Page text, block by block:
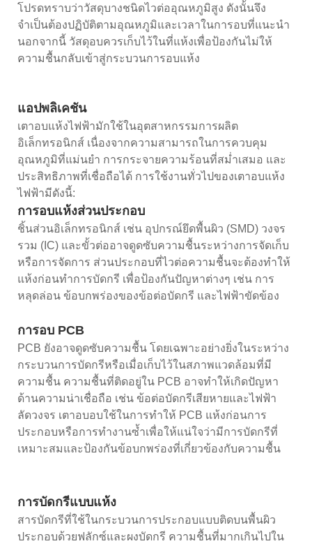
โปรดทราบว่าวัสดุบางชนิดไวต่ออุณหภูมิสูง ดังนั้นจึง
จำเป็นต้องปฏิบัติตามอุณหภูมิและเวลาในการอบที่แนะนำ
นอกจากนี้ วัสดุอบควรเก็บไว้ในที่แห้งเพื่อป้องกันไม่ให้
ความชื้นกลับเข้าสู่กระบวนการอบแห้ง
แอปพลิเคชัน
เตาอบแห้งไฟฟ้ามักใช้ในอุตสาหกรรมการผลิต
อิเล็กทรอนิกส์ เนื่องจากความสามารถในการควบคุม
อุณหภูมิที่แม่นยำ การกระจายความร้อนที่สม่ำเสมอ และ
ประสิทธิภาพที่เชื่อถือได้ การใช้งานทั่วไปของเตาอบแห้ง
ไฟฟ้ามีดังนี้:
การอบแห้งส่วนประกอบ
ชิ้นส่วนอิเล็กทรอนิกส์ เช่น อุปกรณ์ยึดพื้นผิว (SMD) วงจร
รวม (IC) และขั้วต่ออาจดูดซับความชื้นระหว่างการจัดเก็บ
หรือการจัดการ ส่วนประกอบที่ไวต่อความชื้นจะต้องทำให้
แห้งก่อนทำการบัดกรี เพื่อป้องกันปัญหาต่างๆ เช่น การ
หลุดล่อน ข้อบกพร่องของข้อต่อบัดกรี และไฟฟ้าขัดข้อง
การอบ PCB
PCB ยังอาจดูดซับความชื้น โดยเฉพาะอย่างยิ่งในระหว่าง
กระบวนการบัดกรีหรือเมื่อเก็บไว้ในสภาพแวดล้อมที่มี
ความชื้น ความชื้นที่ติดอยู่ใน PCB อาจทำให้เกิดปัญหา
ด้านความน่าเชื่อถือ เช่น ข้อต่อบัดกรีเสียหายและไฟฟ้า
ลัดวงจร เตาอบอบใช้ในการทำให้ PCB แห้งก่อนการ
ประกอบหรือการทำงานซ้ำเพื่อให้แน่ใจว่ามีการบัดกรีที่
เหมาะสมและป้องกันข้อบกพร่องที่เกี่ยวข้องกับความชื้น
การบัดกรีแบบแห้ง
สารบัดกรีที่ใช้ในกระบวนการประกอบแบบติดบนพื้นผิว
ประกอบด้วยฟลักซ์และผงบัดกรี ความชื้นที่มากเกินไปใน